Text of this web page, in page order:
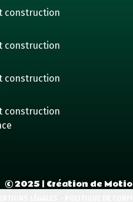
construction
construction
construction
construction
©2025 | Création de